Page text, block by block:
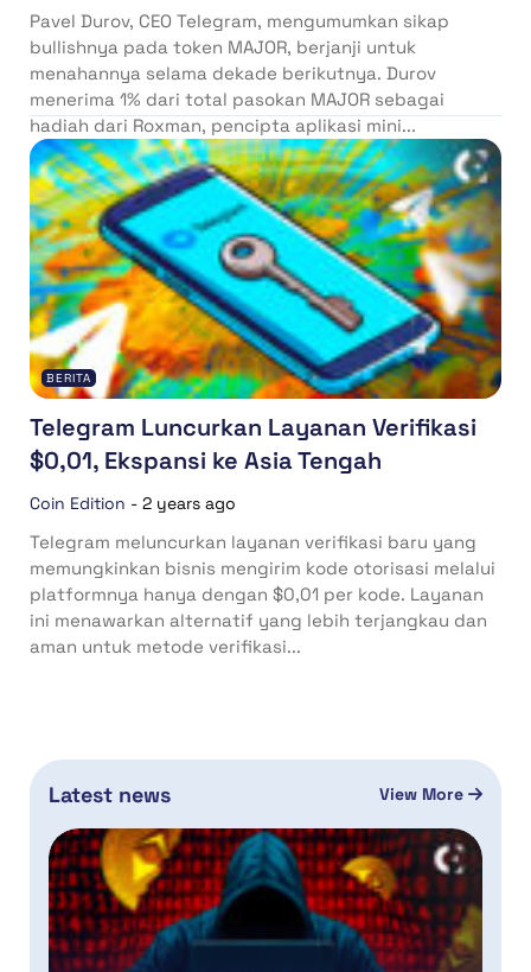
Pavel Durov, CEO Telegram, mengumumkan sikap
bullishnya pada token MAJOR, berjanji untuk
menahannya selama dekade berikutnya. Durov
menerima 1% dari total pasokan MAJOR sebagai
hadiah dari Roxman, pencipta aplikasi mini...
BERITA
Telegram Luncurkan Layanan Verifikasi
$0,01, Ekspansi ke Asia Tengah
Coin Edition - 2 years ago
Telegram meluncurkan layanan verifikasi baru yang
memungkinkan bisnis mengirim kode otorisasi melalui
platformnya hanya dengan $0,01 per kode. Layanan
ini menawarkan alternatif yang lebih terjangkau dan
aman untuk metode verifikasi...
Latest news View More